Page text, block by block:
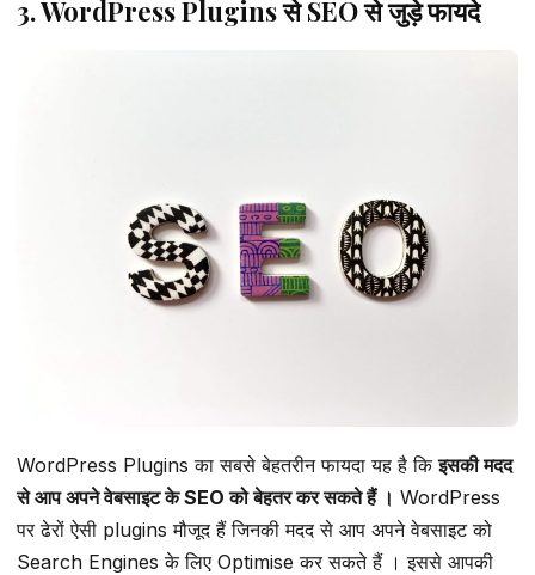
3. WordPress Plugins से SEO से जुड़े फायदे
WordPress Plugins का सबसे बेहतरीन फायदा यह है किइसकी मदद
से आप अपने वेबसाइट के SEO को बेहतर कर सकते हैं । WordPress
पर ढेरों ऐसी plugins मौजूद हैं जिनकी मदद से आप अपने वेबसाइट को
Search Engines के लिए Optimise कर सकते हैं । इससे आपकी